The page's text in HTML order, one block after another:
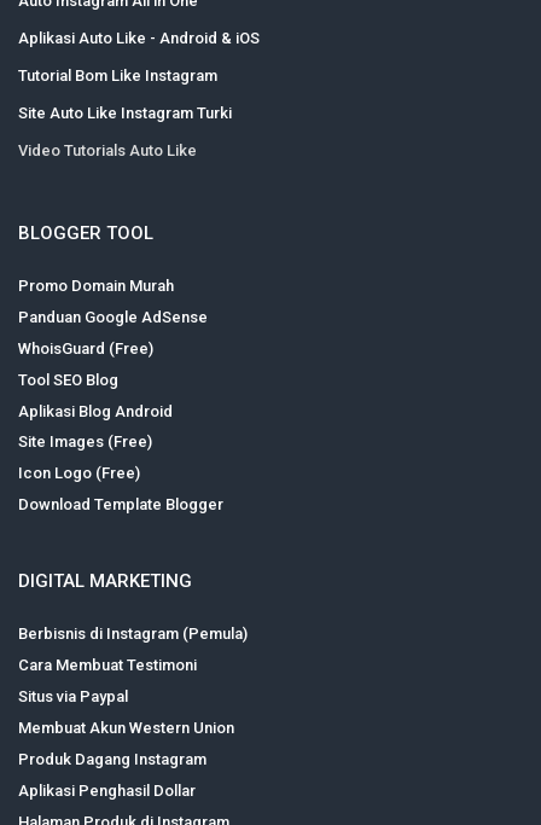
Aplikasi Auto Like - Android & iOS
Tutorial Bom Like Instagram
Site Auto Like Instagram Turki
Video Tutorials Auto Like
BLOGGER TOOL
Promo Domain Murah
Panduan Google AdSense
WhoisGuard (Free)
Tool SEO Blog
Aplikasi Blog Android
Site Images (Free)
Icon Logo (Free)
Download Template Blogger
DIGITAL MARKETING
Berbisnis di Instagram (Pemula)
Cara Membuat Testimoni
Situs via Paypal
Membuat Akun Western Union
Produk Dagang Instagram
Aplikasi Penghasil Dollar